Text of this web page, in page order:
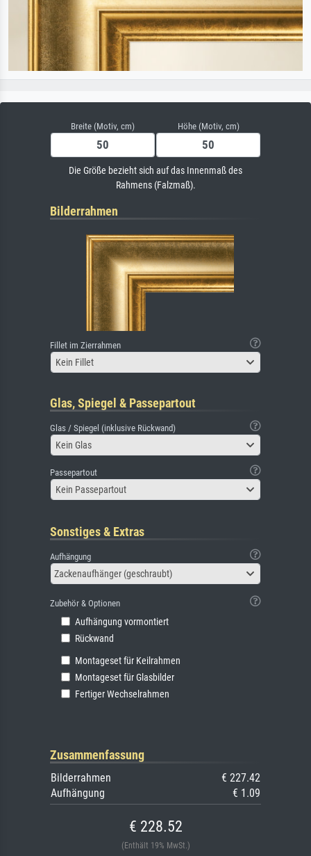
Breite (Motiv, cm) Höhe (Motiv, cm)
Die Größe bezieht sich auf das Innenmaß des
Rahmens (Falzmaß).
Bilderrahmen
Fillet im Zierrahmen
Kein Fillet
Glas, Spiegel & Passepartout
Glas / Spiegel (inklusive Rückwand)
Kein Glas
Passepartout
Kein Passepartout
Sonstiges & Extras
Aufhängung
Zackenaufhänger (geschraubt)
Zubehör & Optionen
Aufhängung vormontiert
Rückwand
Montageset für Keilrahmen
Montageset für Glasbilder
Fertiger Wechselrahmen
Zusammenfassung
Bilderrahmen
€ 227.42
Aufhängung
€ 1.09
€ 228.52
(Enthält 19% MwSt.)